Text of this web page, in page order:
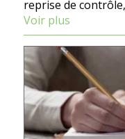
reprise de
Voir plus